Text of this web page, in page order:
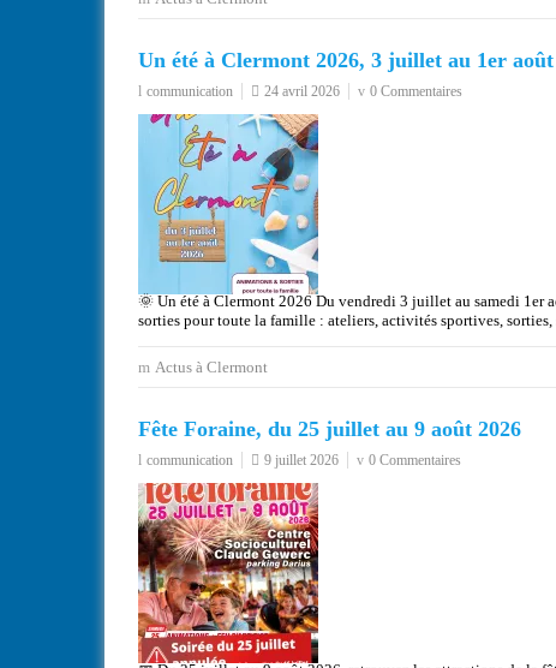
Un été à Clermont 2026, 3 juillet au 1er août
communication 24 avril 2026 0 Commentaires
🌞 Un été à Clermont 2026 Du vendredi 3 juillet au samedi 1er
sorties pour toute la famille : ateliers, activités sportives,
Actus à Clermont
Fête Foraine, du 25 juillet au 9 août 2026
communication 9 juillet 2026 0 Commentaires